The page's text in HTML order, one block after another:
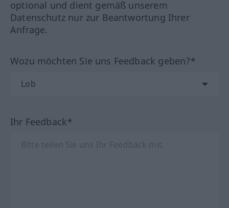
optional und dient gemäß unserem
Datenschutz nur zur Beantwortung Ihrer
Anfrage.
Wozu möchten Sie uns Feedback geben?*
Ihr Feedback*